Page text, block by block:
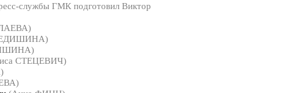
службы ГМК подготовил Виктор
СТЕЦЕВИЧ)